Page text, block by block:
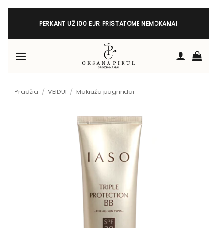
Skip
PERKANT UŽ 100 EUR PRISTATOME NEMOKAMAI
Pradžia / VEIDUI / Makiažo pagrindai